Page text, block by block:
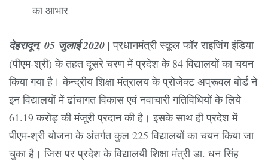
का आभार
देहरादून, 05 जुलाई 2020 | प्रधानमंत्री स्कूल फॉर राइजिंग इंडिया
(पीएम-श्री) के तहत दूसरे चरण में प्रदेश के 84 विद्यालयों का चयन
किया गया है। केन्द्रीय शिक्षा मंत्रालय के प्रोजेक्ट अप्रूवल बोर्ड ने
इन विद्यालयों में ढांचागत विकास एवं नवाचारी गतिविधियों के लिये
61.19 करोड़ की मंजूरी प्रदान की है। इसके साथ ही प्रदेश में
पीएम-श्री योजना के अंतर्गत कुल 225 विद्यालयों का चयन किया जा
चुका है। जिस पर प्रदेश के विद्यालयी शिक्षा मंत्री डा. धन सिंह